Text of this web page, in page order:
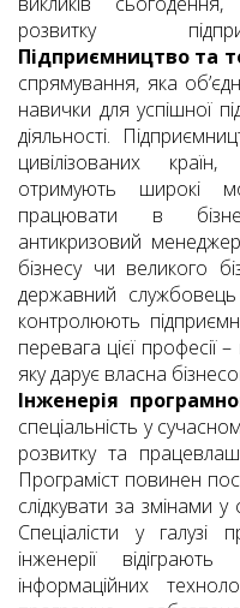
розвитку
Підприємництво та
спрямування, яка
навички для успішної
діяльності.
цивілізованих
отримують широкі
працювати в
антикризовий
бізнесу чи великого
державний
контролюють
перевага цієї професії
яку дарує власна
Інженерія
спеціальність у
розвитку та
Програміст повинен
слідкувати за змінами
Спеціалісти у галузі
інженерії
інформаційних